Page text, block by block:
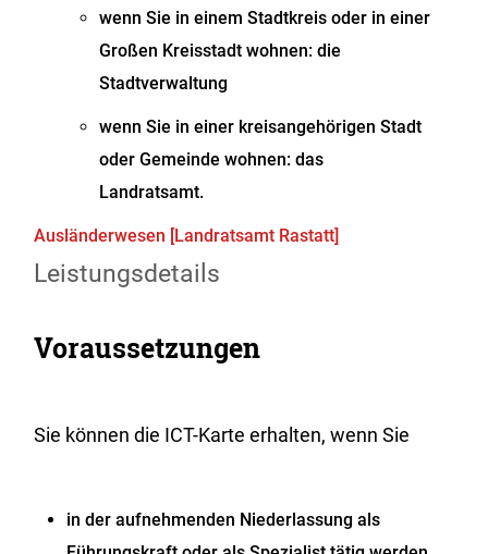
wenn Sie in einem Stadtkreis oder in einer
Großen Kreisstadt wohnen: die
Stadtverwaltung
wenn Sie in einer kreisangehörigen Stadt
oder Gemeinde wohnen: das
Landratsamt.
Ausländerwesen [Landratsamt Rastatt]
Leistungsdetails
Voraussetzungen
Sie können die ICT-Karte erhalten, wenn Sie
in der aufnehmenden Niederlassung als